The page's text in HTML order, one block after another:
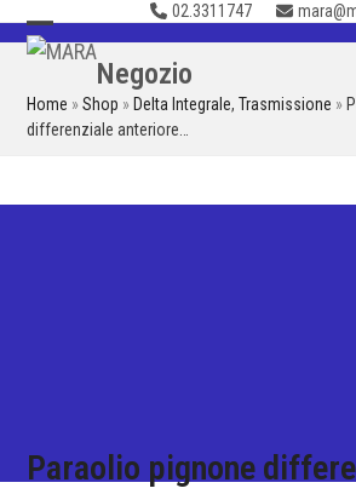
Skip
to
02.3311747
Open
mobile
menu
Close
mobile
menu
Negozio
Home »Shop » Delta Integrale,Trasmissione »
differenziale anteriore…
Paraolio pignone